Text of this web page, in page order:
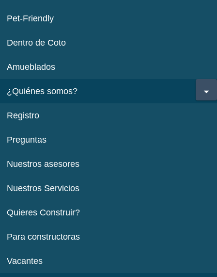
Pet-Friendly
Dentro de Coto
Amueblados
¿Quiénes somos?
Registro
Preguntas
Nuestros asesores
Nuestros Servicios
Quieres Construir?
Para constructoras
Vacantes